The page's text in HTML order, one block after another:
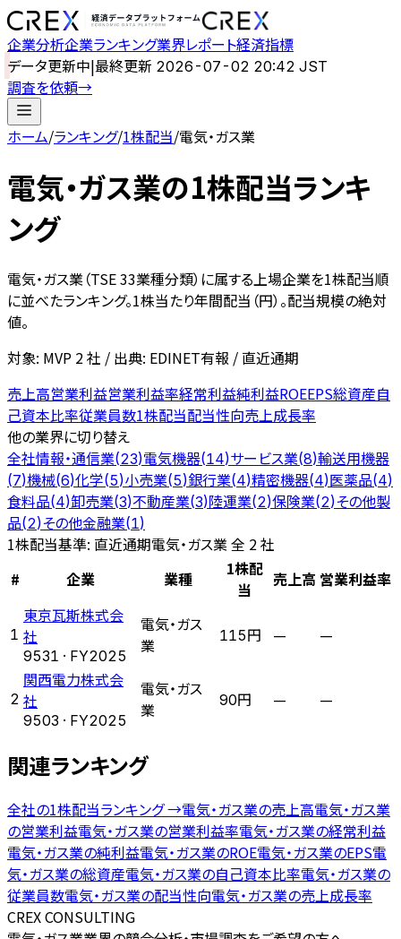
企業分析企業ランキング業界レポート経済指標
データ更新中|最終更新 2026-07-02 20:42 JST
調査を依頼→
ホーム/ランキング/1株配当/電気・ガス業
電気・ガス業の1株配当ランキ
ング
電気・ガス業 （TSE 33業種分類）に属する上場企業を1株配当順
に並べたランキング。1株当たり年間配当（円）。配当規模の絶対
値。
対象: MVP 2社 / 出典: EDINET有報 / 直近通期
売上高営業利益営業利益率経常利益純利益ROEEPS総資産自
己資本比率従業員数1株配当配当性向売上成長率
他の業界に切り替え
全社情報・通信業(23)電気機器(14)サービス業(8)輸送用機器
(7)機械(6)化学(5)小売業(5)銀行業(4)精密機器(4)医薬品(4)
食料品(4)卸売業(3)不動産業(3)陸運業(2)保険業(2)その他製
品(2)その他金融業(1)
1株配当基準: 直近通期電気・ガス業 全 2 社
#
企業 業種
1株配
当
売上高 営業利益率
1
東京瓦斯株式会
社
9531 · FY2025
電気・ガス
業
115円 — —
2
関西電力株式会
社
9503 · FY2025
電気・ガス
業
90円 — —
関連ランキング
全社の1株配当ランキング→電気・ガス業の売上高電気・ガス業
の営業利益電気・ガス業の営業利益率電気・ガス業の経常利益
電気・ガス業の純利益電気・ガス業のROE電気・ガス業のEPS電
気・ガス業の総資産電気・ガス業の自己資本比率電気・ガス業の
従業員数電気・ガス業の配当性向電気・ガス業の売上成長率
CREX CONSULTING